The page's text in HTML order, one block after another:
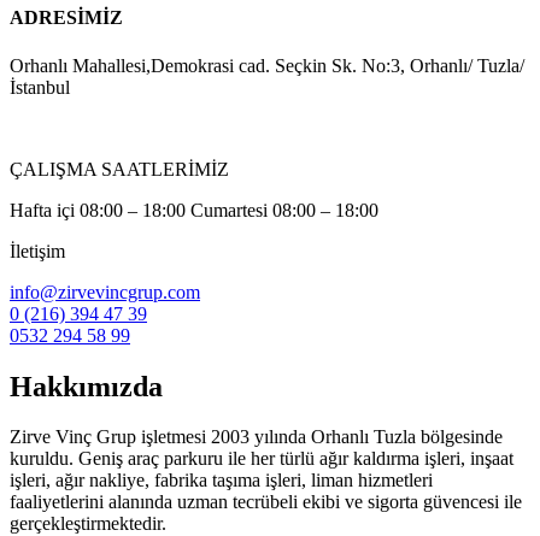
ADRESİMİZ
Orhanlı Mahallesi,Demokrasi cad. Seçkin Sk. No:3, Orhanlı/ Tuzla/
İstanbul
ÇALIŞMA SAATLERİMİZ
Hafta içi 08:00 – 18:00 Cumartesi 08:00 – 18:00
İletişim
info@zirvevincgrup.com
0 (216) 394 47 39
0532 294 58 99
Hakkımızda
Zirve Vinç Grup işletmesi 2003 yılında Orhanlı Tuzla bölgesinde
kuruldu. Geniş araç parkuru ile her türlü ağır kaldırma işleri, inşaat
işleri, ağır nakliye, fabrika taşıma işleri, liman hizmetleri
faaliyetlerini alanında uzman tecrübeli ekibi ve sigorta güvencesi ile
gerçekleştirmektedir.